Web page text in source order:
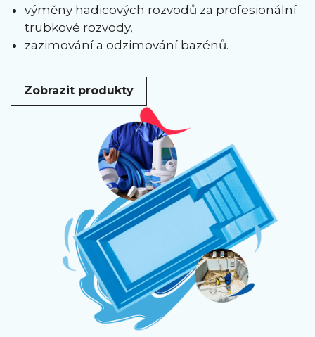
výměny hadicových rozvodů za profesionální
trubkové rozvody,
zazimování a odzimování bazénů.
Zobrazit produkty